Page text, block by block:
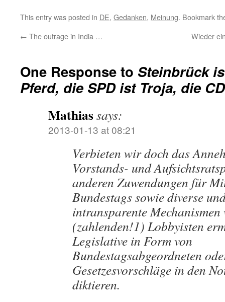
This entry was posted in DE, Gedanken, Meinung. Bookmark
← The outrage in India … Wieder
One Response to Steinbrück
Pferd, die SPD ist Troja, die
Mathiassays:
2013-01-13 at 08:21
Verbieten wir doch das
Vorstands- und
anderen Zuwendungen für
Bundestags sowie diverse
intransparente Mechanismen
(zahlenden!1) Lobbyisten
Legislative in Form von
Bundestagsabgeordneten
Gesetzesvorschläge in den
diktieren.